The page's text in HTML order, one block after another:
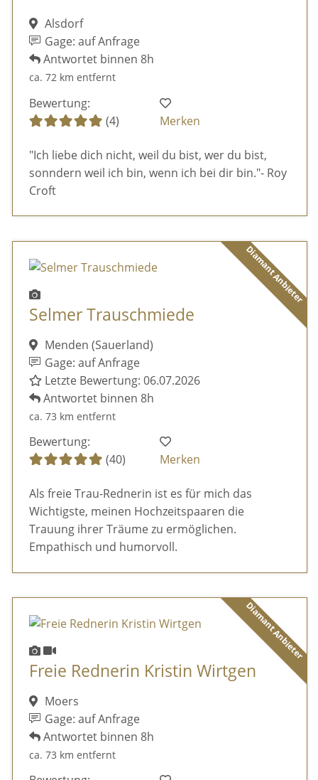
Alsdorf
Gage: auf Anfrage
Antwortet binnen 8h
ca. 72 km entfernt
Bewertung:
(4)
Merken
"Ich liebe dich nicht, weil du bist, wer du bist,
sonndern weil ich bin, wenn ich bei dir bin."- Roy
Croft
Diamant Anbieter
Selmer Trauschmiede
Menden (Sauerland)
Gage: auf Anfrage
Letzte Bewertung: 06.07.2026
Antwortet binnen 8h
ca. 73 km entfernt
Bewertung:
(40)
Merken
Als freie Trau-Rednerin ist es für mich das
Wichtigste, meinen Hochzeitspaaren die
Trauung ihrer Träume zu ermöglichen.
Empathisch und humorvoll.
Diamant Anbieter
Freie Rednerin Kristin Wirtgen
Moers
Gage: auf Anfrage
Antwortet binnen 8h
ca. 73 km entfernt